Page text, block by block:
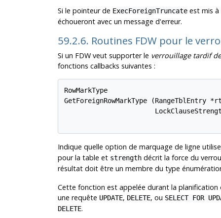
Si le pointeur de ExecForeignTruncateest mis à
échoueront avec un message d'erreur.
59.2.6. Routines FDW pour le
Si un FDW veut supporter le verrouillage tardif
fonctions callbacks suivantes :
RowMarkType
GetForeignRowMarkType (RangeTblEntry
Indique quelle option de marquage de ligne
pour la table et strengthdécrit la force du
résultat doit être un membre du type
Cette fonction est appelée durant la
une requête UPDATE, DELETE, ou SELECT FOR
DELETE.